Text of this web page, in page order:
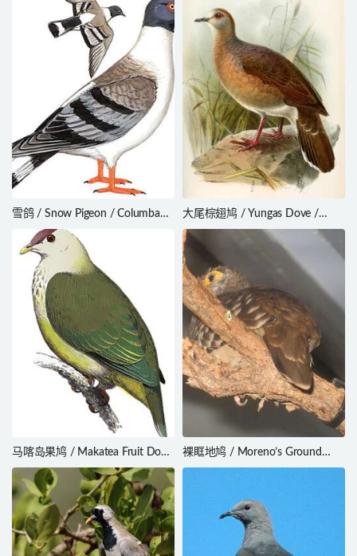
雪鸽 / Snow Pigeon / Columba
leuconota
大尾棕翅鸠 / Yungas Dove /
Leptotila megalura
马喀岛果鸠 / Makatea Fruit Dove
/ Ptilinopus chalcurus
裸眶地鸠 / Moreno’s Ground
Dove / Metriopelia morenoi